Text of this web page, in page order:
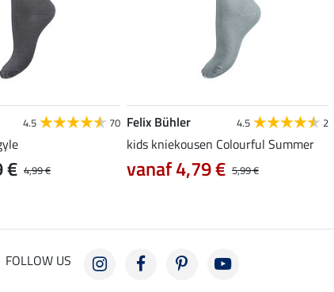
4.5 70
4,99 €
€
Felix Bühler 4.5 2
kids kniekousen Colourful Summer
5,99 €
vanaf 4,79 €
FOLLOW US